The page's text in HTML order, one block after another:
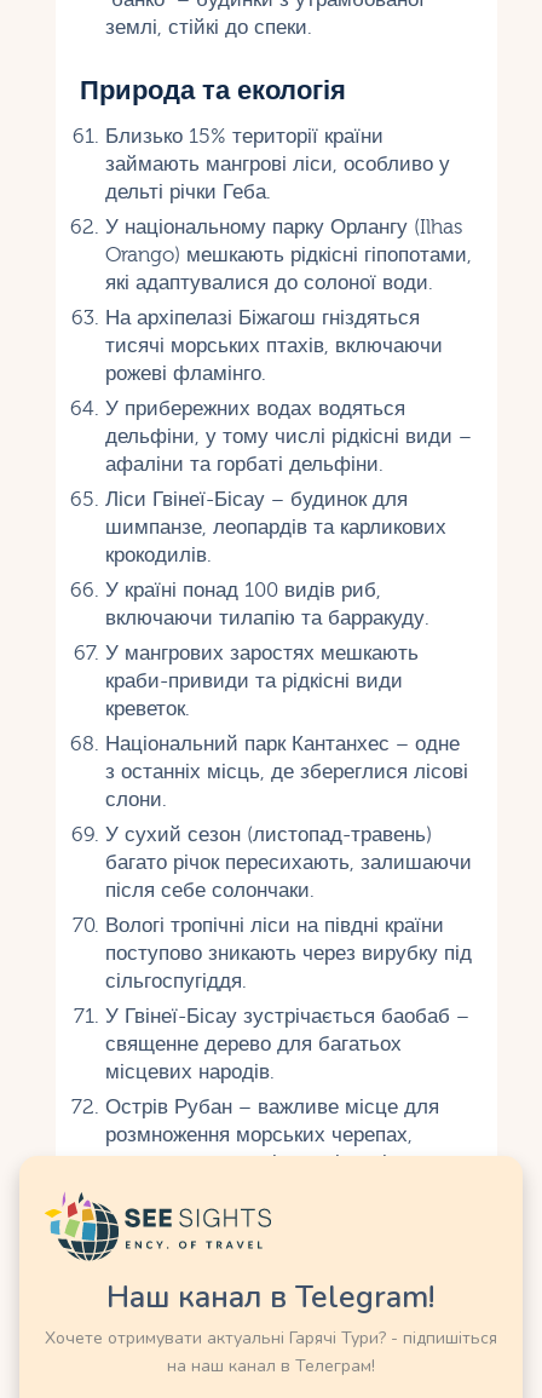
землі, стійкі до спеки.
Природа та екологія
Близько 15% території країни
займають мангрові ліси, особливо у
дельті річки Геба.
У національному парку Орлангу (Ilhas
Orango) мешкають рідкісні гіпопотами,
які адаптувалися до солоної води.
На архіпелазі Біжагош гніздяться
тисячі морських птахів, включаючи
рожеві фламінго.
У прибережних водах водяться
дельфіни, у тому числі рідкісні види –
афаліни та горбаті дельфіни.
Ліси Гвінеї-Бісау – будинок для
шимпанзе, леопардів та карликових
крокодилів.
У країні понад 100 видів риб,
включаючи тилапію та барракуду.
У мангрових заростях мешкають
краби-привиди та рідкісні види
креветок.
Національний парк Кантанхес – одне
з останніх місць, де збереглися лісові
слони.
У сухий сезон (листопад-травень)
багато річок пересихають, залишаючи
після себе солончаки.
Вологі тропічні ліси на півдні країни
поступово зникають через вирубку під
сільгоспугіддя.
У Гвінеї-Бісау зустрічається баобаб –
священне дерево для багатьох
місцевих народів.
Острів Рубан – важливе місце для
розмноження морських черепах,
включаючи зелені та шкірясті.
місцеві жителі вважають за духи
води.
Через кліматичні зміни рівень моря
прибережним поселенням.
У країні немає високих гір - найвища
Наш канал в Telegram!
Хочете отримувати актуальні Гарячі Тури? - підпишіться
на наш канал в Телеграм!